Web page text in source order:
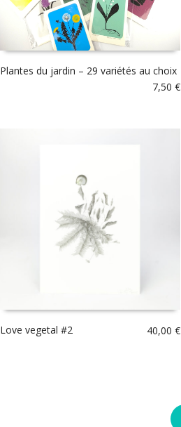
Plantes du jardin – 29 variétés au choix
7,50 €
Love vegetal #2 40,00 €